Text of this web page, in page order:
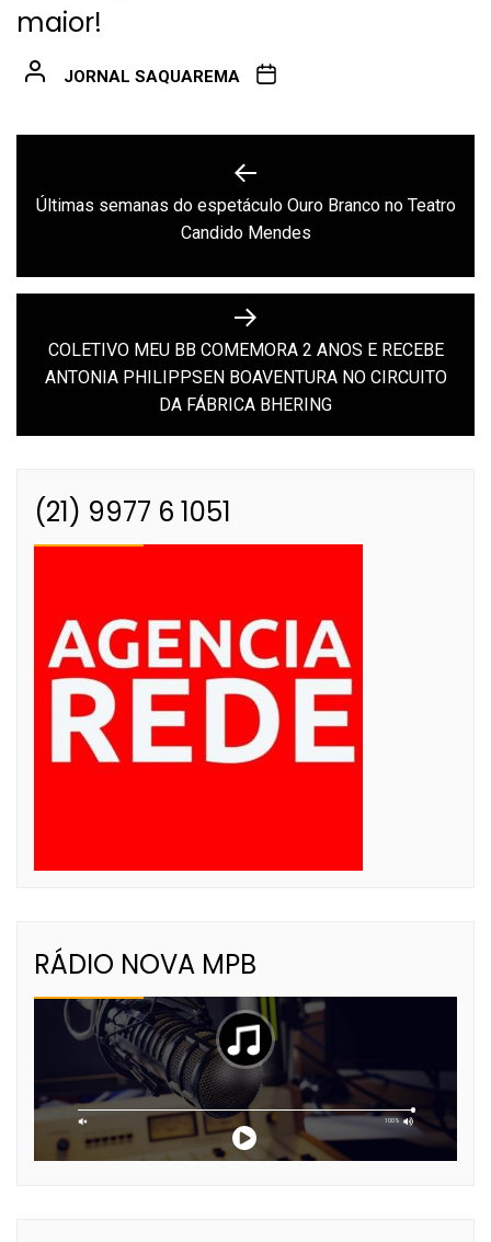
maior!
JORNAL SAQUAREMA
de
Previous
post:
Últimas semanas do espetáculo Ouro Branco no Teatro
Candido Mendes
Next
post:
COLETIVO MEU BB COMEMORA 2 ANOS E RECEBE
ANTONIA PHILIPPSEN BOAVENTURA NO CIRCUITO
DA FÁBRICA BHERING
(21) 9977 6 1051
RÁDIO NOVA MPB